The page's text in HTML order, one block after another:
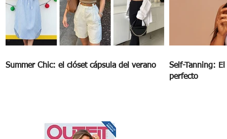
Summer Chic: el clóset cápsula del verano
Self-Tanning:
perfecto